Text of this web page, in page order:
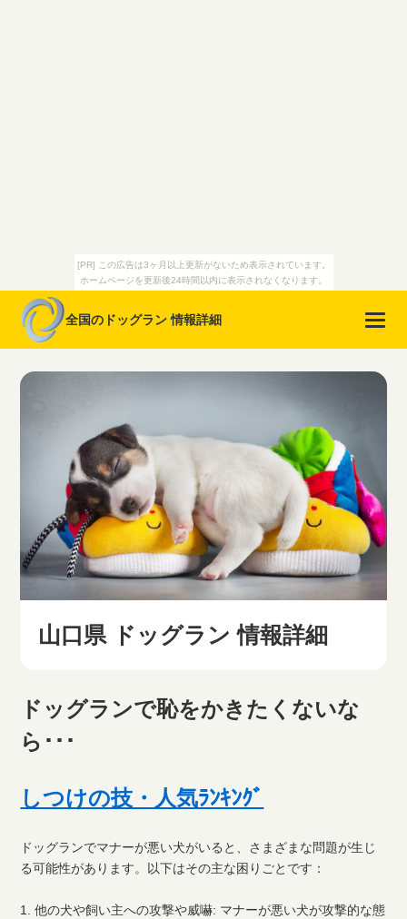
[PR] この広告は3ヶ月以上更新がないため表示されています。
ホームページを更新後24時間以内に表示されなくなります。
全国のドッグラン 情報詳細
山口県 ドッグラン 情報詳細
ドッグランで恥をかきたくないな
ら･･･
しつけの技・人気ﾗﾝｷﾝｸﾞ
ドッグランでマナーが悪い犬がいると、さまざまな問題が生じ
る可能性があります。以下はその主な困りごとです：
1. 他の犬や飼い主への攻撃や威嚇: マナーが悪い犬が攻撃的な態